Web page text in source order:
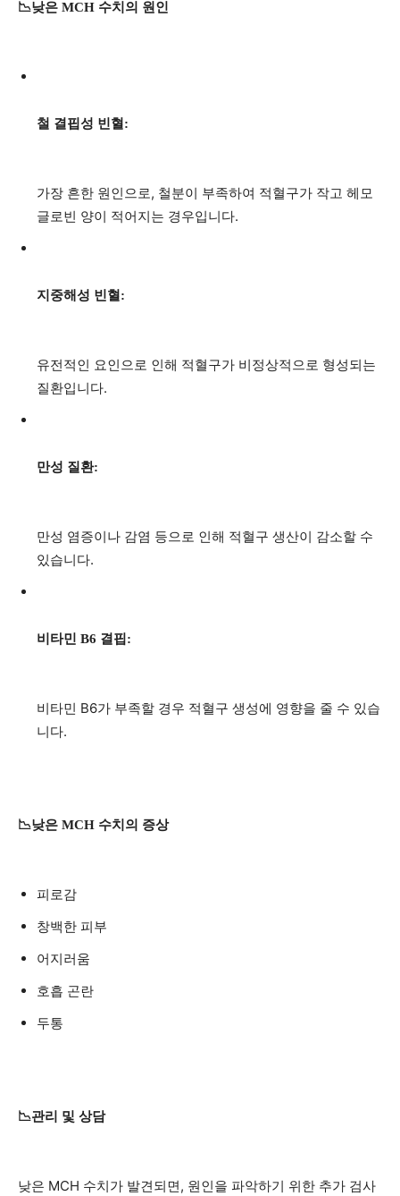
📉낮은 MCH 수치의 원인
철 결핍성 빈혈:
가장 흔한 원인으로, 철분이 부족하여 적혈구가 작고 헤모
글로빈 양이 적어지는 경우입니다.
지중해성 빈혈:
유전적인 요인으로 인해 적혈구가 비정상적으로 형성되는
질환입니다.
만성 질환:
만성 염증이나 감염 등으로 인해 적혈구 생산이 감소할 수
있습니다.
비타민 B6 결핍:
비타민 B6가 부족할 경우 적혈구 생성에 영향을 줄 수 있습
니다.
📉낮은 MCH 수치의 증상
피로감
창백한 피부
어지러움
호흡 곤란
두통
📉관리 및 상담
낮은 MCH 수치가 발견되면, 원인을 파악하기 위한 추가 검사